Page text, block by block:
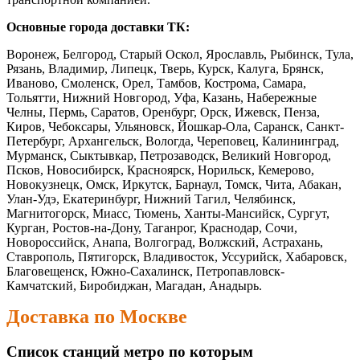
Основные города доставки ТК:
Воронеж, Белгород, Старый Оскол, Ярославль, Рыбинск, Тула,
Рязань, Владимир, Липецк, Тверь, Курск, Калуга, Брянск,
Иваново, Смоленск, Орел, Тамбов, Кострома, Самара,
Тольятти, Нижний Новгород, Уфа, Казань, Набережные
Челны, Пермь, Саратов, Оренбург, Орск, Ижевск, Пенза,
Киров, Чебоксары, Ульяновск, Йошкар-Ола, Саранск, Санкт-
Петербург, Архангельск, Вологда, Череповец, Калининград,
Мурманск, Сыктывкар, Петрозаводск, Великий Новгород,
Псков, Новосибирск, Красноярск, Норильск, Кемерово,
Новокузнецк, Омск, Иркутск, Барнаул, Томск, Чита, Абакан,
Улан-Удэ, Екатеринбург, Нижний Тагил, Челябинск,
Магнитогорск, Миасс, Тюмень, Ханты-Мансийск, Сургут,
Курган, Ростов-на-Дону, Таганрог, Краснодар, Сочи,
Новороссийск, Анапа, Волгоград, Волжский, Астрахань,
Ставрополь, Пятигорск, Владивосток, Уссурийск, Хабаровск,
Благовещенск, Южно-Сахалинск, Петропавловск-
Камчатский, Биробиджан, Магадан, Анадырь.
Доставка по Москве
Список станций метро по которым